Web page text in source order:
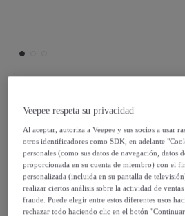
Dsquared2
Montura de gafas
DQ5060-047-56
Modelo: Montura de
Mujer DQ5060-047-56
Veepee respeta su privacidad
Al aceptar, autoriza a Veepee y sus socios a usar
otros identificadores como SDK, en adelante
personales (como sus datos de navegación, datos
proporcionada en su cuenta de miembro) con el
personalizada (incluida en su pantalla de
realizar ciertos análisis sobre la actividad de
fraude. Puede elegir entre estos diferentes usos
rechazar todo haciendo clic en el botón "Continuar